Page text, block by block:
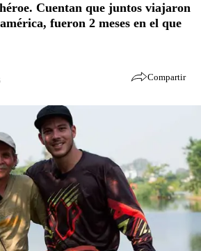
Cuentan que juntos viajaron
fueron 2 meses en el que
Compartir